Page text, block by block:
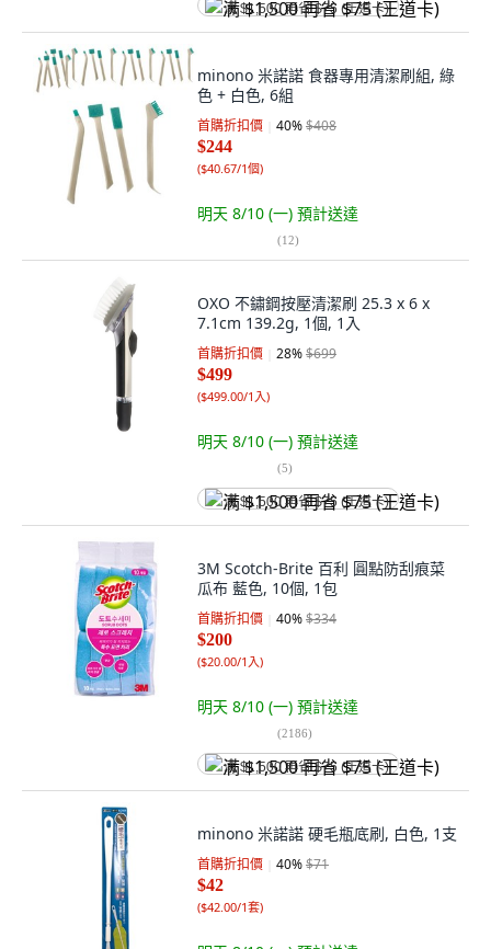
满 $1,500 再省 $75 (王道卡)
minono 米諾諾 食器專用清潔刷組, 綠
色 + 白色, 6組
首購折扣價 40%$408
$244
($40.67/1個)
明天 8/10 (一) 預計送達
(12)
OXO 不鏽鋼按壓清潔刷 25.3 x 6 x
7.1cm 139.2g, 1個, 1入
首購折扣價 28%$699
$499
($499.00/1入)
明天 8/10 (一) 預計送達
(5)
满 $1,500 再省 $75 (王道卡)
3M Scotch-Brite 百利 圓點防刮痕菜
瓜布 藍色, 10個, 1包
首購折扣價 40%$334
$200
($20.00/1入)
明天 8/10 (一) 預計送達
(2186)
满 $1,500 再省 $75 (王道卡)
minono 米諾諾 硬毛瓶底刷, 白色, 1支
首購折扣價 40%$71
$42
($42.00/1套)